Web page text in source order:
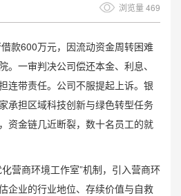
浏览量 469
款600万元，因流动资金周转困难
。一审判决公司偿还本金、利息、
连带责任。公司不服提起上诉。银
承担区域科技创新与绿色转型任务
资金链几近断裂，数十名员工的就
营商环境工作室”机制，引入营商环
企业的行业地位、存续价值与自救